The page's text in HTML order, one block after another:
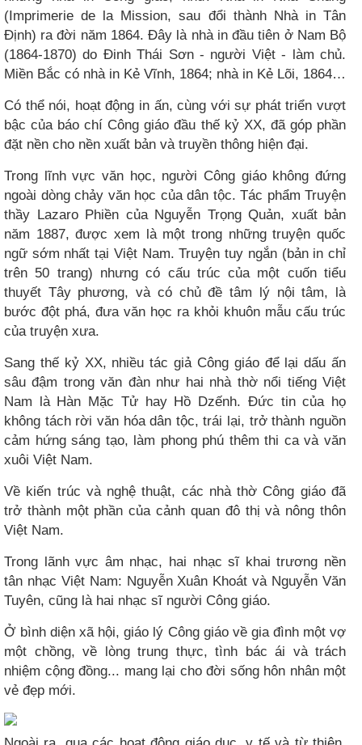
(Imprimerie de la Mission, sau đổi thành Nhà in Tân
Định) ra đời năm 1864. Đây là nhà in đầu tiên ở Nam Bộ
(1864-1870) do Đinh Thái Sơn - người Việt - làm chủ.
Miền Bắc có nhà in Kẻ Vĩnh, 1864; nhà in Kẻ Lõi, 1864…
Có thể nói, hoạt động in ấn, cùng với sự phát triển vượt
bậc của báo chí Công giáo đầu thế kỷ XX, đã góp phần
đặt nền cho nền xuất bản và truyền thông hiện đại.
Trong lĩnh vực văn học, người Công giáo không đứng
ngoài dòng chảy văn học của dân tộc. Tác phẩm Truyện
thầy Lazaro Phiền của Nguyễn Trọng Quản, xuất bản
năm 1887, được xem là một trong những truyện quốc
ngữ sớm nhất tại Việt Nam. Truyện tuy ngắn (bản in chỉ
trên 50 trang) nhưng có cấu trúc của một cuốn tiểu
thuyết Tây phương, và có chủ đề tâm lý nội tâm, là
bước đột phá, đưa văn học ra khỏi khuôn mẫu cấu trúc
của truyện xưa.
Sang thế kỷ XX, nhiều tác giả Công giáo để lại dấu ấn
sâu đậm trong văn đàn như hai nhà thờ nổi tiếng Việt
Nam là Hàn Mặc Tử hay Hồ Dzếnh. Đức tin của họ
không tách rời văn hóa dân tộc, trái lại, trở thành nguồn
cảm hứng sáng tạo, làm phong phú thêm thi ca và văn
xuôi Việt Nam.
Về kiến trúc và nghệ thuật, các nhà thờ Công giáo đã
trở thành một phần của cảnh quan đô thị và nông thôn
Việt Nam.
Trong lãnh vực âm nhạc, hai nhạc sĩ khai trương nền
tân nhạc Việt Nam: Nguyễn Xuân Khoát và Nguyễn Văn
Tuyên, cũng là hai nhạc sĩ người Công giáo.
Ở bình diện xã hội, giáo lý Công giáo về gia đình một vợ
một chồng, về lòng trung thực, tình bác ái và trách
nhiệm cộng đồng... mang lại cho đời sống hôn nhân một
vẻ đẹp mới.